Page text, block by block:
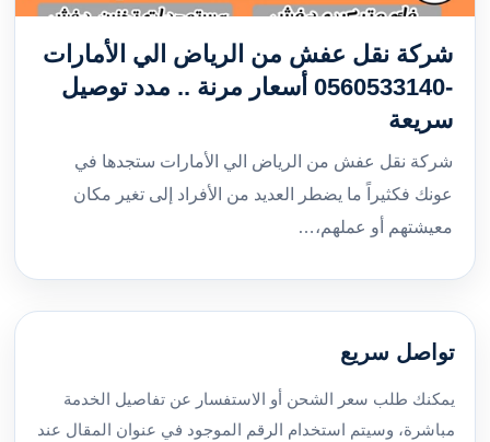
شركة نقل عفش من الرياض الي الأمارات
-0560533140 أسعار مرنة .. مدد توصيل
سريعة
شركة نقل عفش من الرياض الي الأمارات ستجدها في
عونك فكثيراً ما يضطر العديد من الأفراد إلى تغير مكان
معيشتهم أو عملهم،…
تواصل سريع
يمكنك طلب سعر الشحن أو الاستفسار عن تفاصيل الخدمة
مباشرة، وسيتم استخدام الرقم الموجود في عنوان المقال عند